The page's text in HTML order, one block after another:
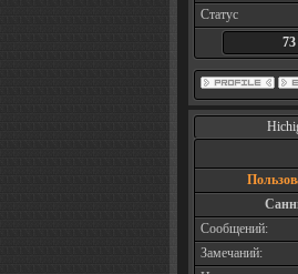
Статус
73
Сообщений:
Замечаний: